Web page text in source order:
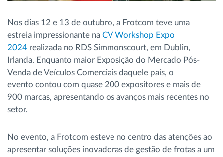
atividade da frota
Calculadora de Benefícios
Nos dias 12 e 13 de outubro, a Frotcom teve uma
estreia impressionante na CV Workshop Expo
2024 realizada no RDS Simmonscourt, em Dublin,
Irlanda. Enquanto maior Exposição do Mercado Pós-
Venda de Veículos Comerciais daquele país, o
evento contou com quase 200 expositores e mais de
900 marcas, apresentando os avanços mais recentes no
setor.
No evento, a Frotcom esteve no centro das atenções ao
apresentar soluções inovadoras de gestão de frotas a um